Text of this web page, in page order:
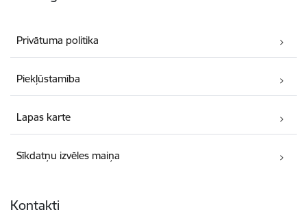
Privātuma politika
Piekļūstamība
Lapas karte
Sīkdatņu izvēles maiņa
Kontakti